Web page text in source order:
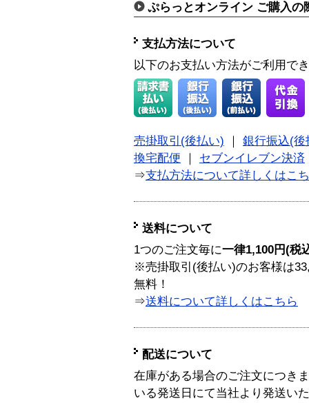
ぷらっとオンライン ご購入の
支払方法について
以下のお支払い方法がご利用で
売掛取引(後払い)
銀行振込(後
換宅配便
セブンイレブン決済
⇒支払方法について詳しくはこ
送料について
1つのご注文毎に一律1,100円(税
※売掛取引(後払い)のお客様は
無料！
⇒送料について詳しくはこちら
配送について
在庫がある場合のご注文につき
いる発送日にて当社より発送い